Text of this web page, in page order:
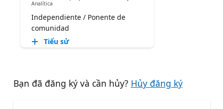
Analítica
Independiente / Ponente de
comunidad
Tiểu sử
Bạn đã đăng ký và cần hủy? Hủy đăng ký